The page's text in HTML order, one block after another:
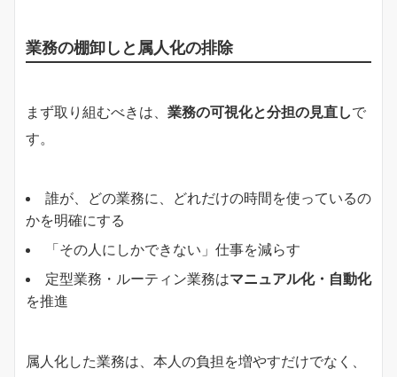
業務の棚卸しと属人化の排除
まず取り組むべきは、 業務の可視化と分担の見直しで
す。
誰が、どの業務に、どれだけの時間を使っているの
かを明確にする
「その人にしかできない」仕事を減らす
定型業務・ルーティン業務はマニュアル化・自動化
を推進
属人化した業務は、本人の負担を増やすだけでなく、